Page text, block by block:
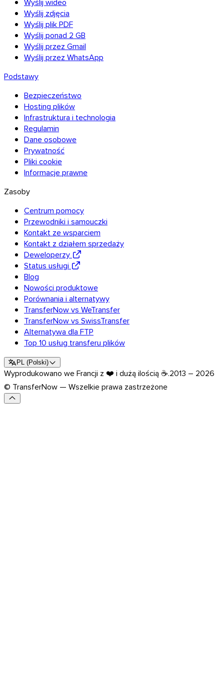
Wyślij zdjęcia
Wyślij plik PDF
Wyślij ponad 2 GB
Wyślij przez Gmail
Wyślij przez WhatsApp
Podstawy
Bezpieczeństwo
Hosting plików
Infrastruktura i technologia
Regulamin
Dane osobowe
Prywatność
Pliki cookie
Informacje prawne
Zasoby
Centrum pomocy
Przewodniki i samouczki
Kontakt ze wsparciem
Kontakt z działem sprzedaży
Deweloperzy
Status usługi
Blog
Nowości produktowe
Porównania i alternatywy
TransferNow vs WeTransfer
TransferNow vs SwissTransfer
Alternatywa dla FTP
Top 10 usług transferu plików
PL(Polski)
Wyprodukowano we Francji z ❤️ i dużą ilością ☕.2013 – 2026
© TransferNow — Wszelkie prawa zastrzeżone